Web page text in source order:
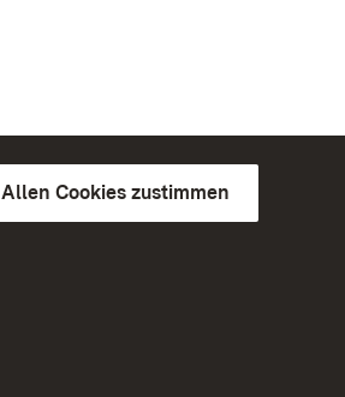
Allen Cookies zustimmen